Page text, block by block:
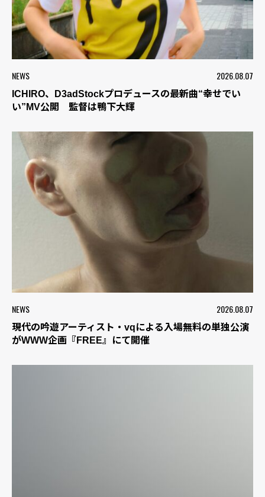
NEWS 2026.08.07
ICHIRO、D3adStockプロデュースの最新曲“幸せでい
い”MV公開 監督は鴨下大輝
NEWS 2026.08.07
現代の吟遊アーティスト・vqによる入場無料の単独公演
がWWW企画『FREE』にて開催